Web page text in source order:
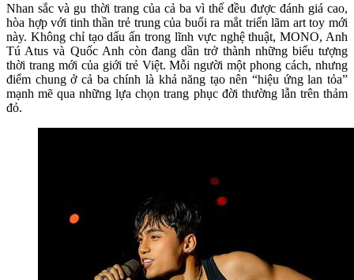
Nhan sắc và gu thời trang của cả ba vì thế đều được đánh giá cao,
hòa hợp với tinh thần trẻ trung của buổi ra mắt triển lãm art toy mới
này. Không chỉ tạo dấu ấn trong lĩnh vực nghệ thuật, MONO, Anh
Tú Atus và Quốc Anh còn đang dần trở thành những biểu tượng
thời trang mới của giới trẻ Việt. Mỗi người một phong cách, nhưng
điểm chung ở cả ba chính là khả năng tạo nên “hiệu ứng lan tỏa”
mạnh mẽ qua những lựa chọn trang phục đời thường lẫn trên thảm
đỏ.